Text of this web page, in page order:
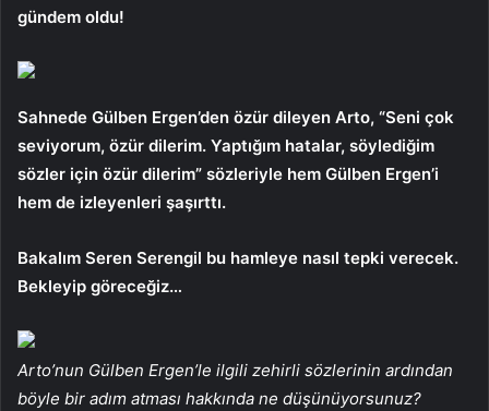
gündem oldu!
Sahnede Gülben Ergen’den özür dileyen Arto, “Seni çok
seviyorum, özür dilerim. Yaptığım hatalar, söylediğim
sözler için özür dilerim” sözleriyle hem Gülben Ergen’i
hem de izleyenleri şaşırttı.
Bakalım Seren Serengil bu hamleye nasıl tepki verecek.
Bekleyip göreceğiz…
Arto’nun Gülben Ergen’le ilgili zehirli sözlerinin ardından
böyle bir adım atması hakkında ne düşünüyorsunuz?